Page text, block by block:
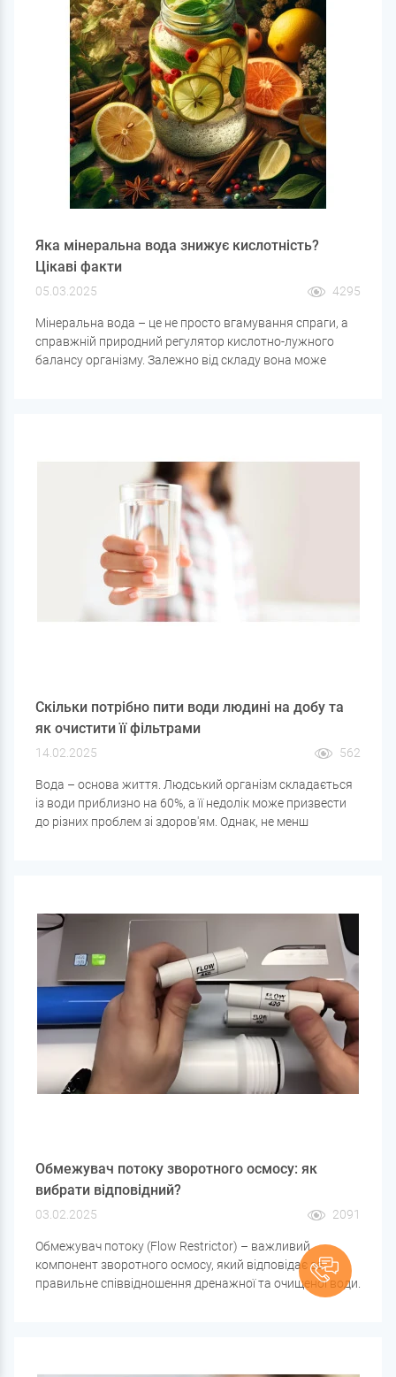
Яка мінеральна вода знижує кислотність?
Цікаві факти
05.03.2025 4295
Мінеральна вода – це не просто вгамування спраги, а
справжній природний регулятор кислотно-лужного
балансу організму. Залежно від складу вона може
Скільки потрібно пити води людині на добу та
як очистити її фільтрами
14.02.2025 562
Вода – основа життя. Людський організм складається
із води приблизно на 60%, а її недолік може призвести
до різних проблем зі здоров'ям. Однак, не менш
безпечною та корисною.
Обмежувач потоку зворотного осмосу: як
вибрати відповідний?
03.02.2025 2091
Обмежувач потоку (Flow Restrictor) – важливий
компонент зворотного осмосу, який відповідає за
правильне співвідношення дренажної та очищеної води.
Якщо обмежувач підібраний неправильно, це може